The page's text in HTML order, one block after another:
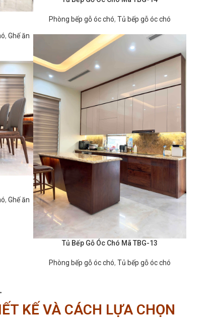
Phòng bếp gỗ óc chó,Tủ bếp gỗ óc chó
,Ghế ăn
ĐỌC TIẾPTủ Bếp Gỗ Óc Chó Mã TBG-13
Phòng bếp gỗ óc chó,Tủ bếp gỗ óc chó
,Ghế ăn
KẾ VÀ CÁCH LỰA CHỌN